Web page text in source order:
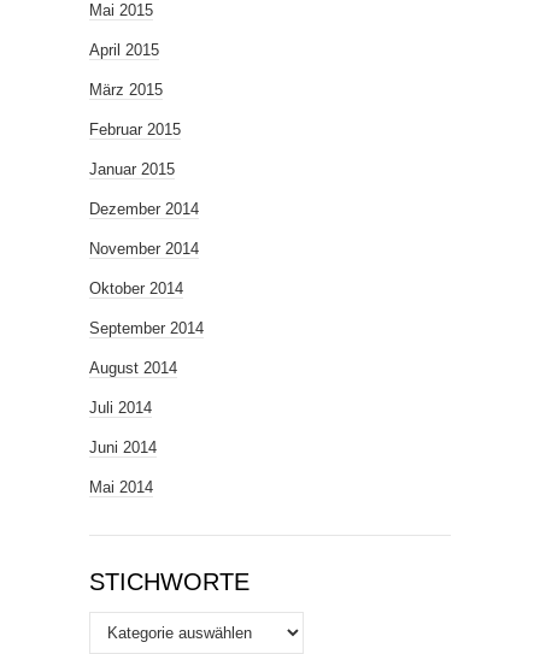
Mai 2015
April 2015
März 2015
Februar 2015
Januar 2015
Dezember 2014
November 2014
Oktober 2014
September 2014
August 2014
Juli 2014
Juni 2014
Mai 2014
STICHWORTE
Stichworte